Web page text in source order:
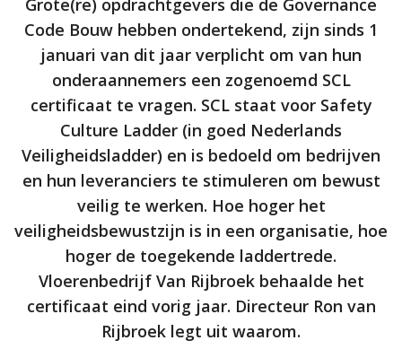
Code Bouw hebben ondertekend, zijn sinds 1
januari van dit jaar verplicht om van hun
onderaannemers een zogenoemd SCL
certificaat te vragen. SCL staat voor Safety
Culture Ladder (in goed Nederlands
Veiligheidsladder) en is bedoeld om bedrijven
en hun leveranciers te stimuleren om bewust
veilig te werken. Hoe hoger het
veiligheidsbewustzijn is in een organisatie, hoe
hoger de toegekende laddertrede.
Vloerenbedrijf Van Rijbroek behaalde het
certificaat eind vorig jaar. Directeur Ron van
Rijbroek legt uit waarom.